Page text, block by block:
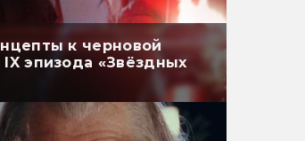
к черновой
IX эпизода «Звёздных